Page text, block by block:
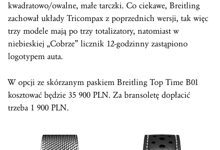
kwadratowo/owalne, małe tarczki. Co ciekawe, Breitling
zachował układy Tricompax z poprzednich wersji, tak więc
trzy modele mają po trzy totalizatory, natomiast w
niebieskiej „Cobrze” licznik 12-godzinny zastąpiono
logotypem auta.
W opcji ze skórzanym paskiem Breitling Top Time B01
kosztować będzie 35 900 PLN. Za bransoletę dopłacić
trzeba 1 900 PLN.